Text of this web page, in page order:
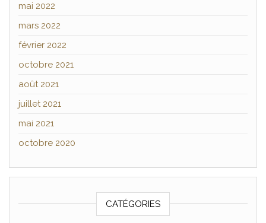
mai 2022
mars 2022
février 2022
octobre 2021
août 2021
juillet 2021
mai 2021
octobre 2020
CATÉGORIES